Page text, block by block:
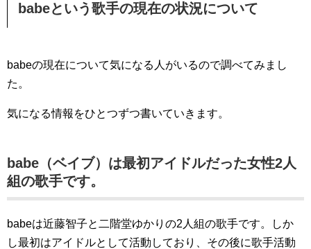
babeという歌手の現在の状況について
babeの現在について気になる人がいるので調べてみまし
た。
気になる情報をひとつずつ書いていきます。
babe（ベイブ）は最初アイドルだった女性2人
組の歌手です。
babeは近藤智子と二階堂ゆかりの2人組の歌手です。しか
し最初はアイドルとして活動しており、その後に歌手活動